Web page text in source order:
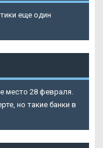
еще один
место 28 февраля.
но такие банки в